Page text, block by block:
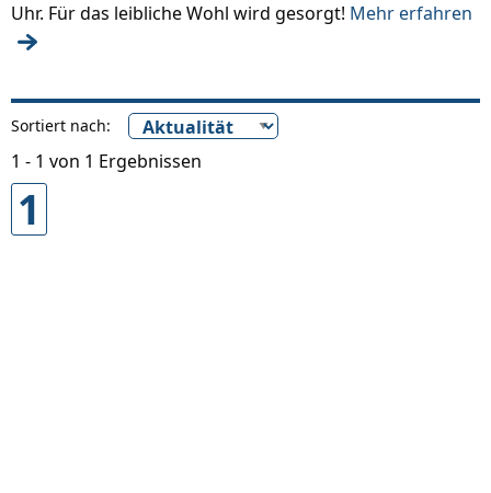
Uhr. Für das leibliche Wohl wird gesorgt! Mehr erfahren
Sortiert nach:
1 - 1 von 1 Ergebnissen
1